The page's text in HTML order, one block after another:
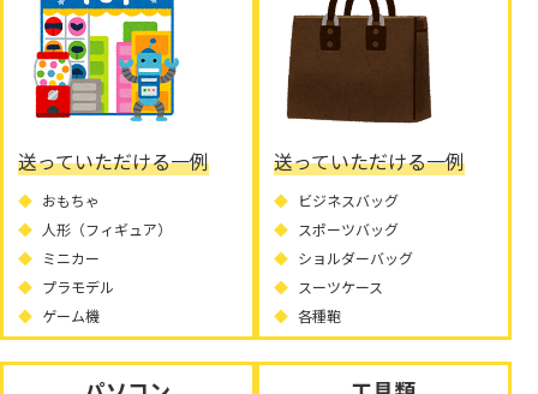
送っていただける一例
おもちゃ
人形（フィギュア）
ミニカー
プラモデル
ゲーム機
送っていただける一例
ビジネスバッグ
スポーツバッグ
ショルダーバッグ
スーツケース
各種鞄